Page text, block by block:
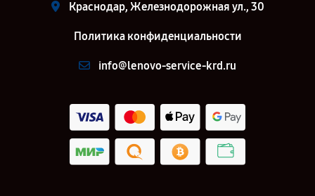
Краснодар, Железнодорожная ул., 30
Политика конфиденциальности
info@lenovo-service-krd.ru